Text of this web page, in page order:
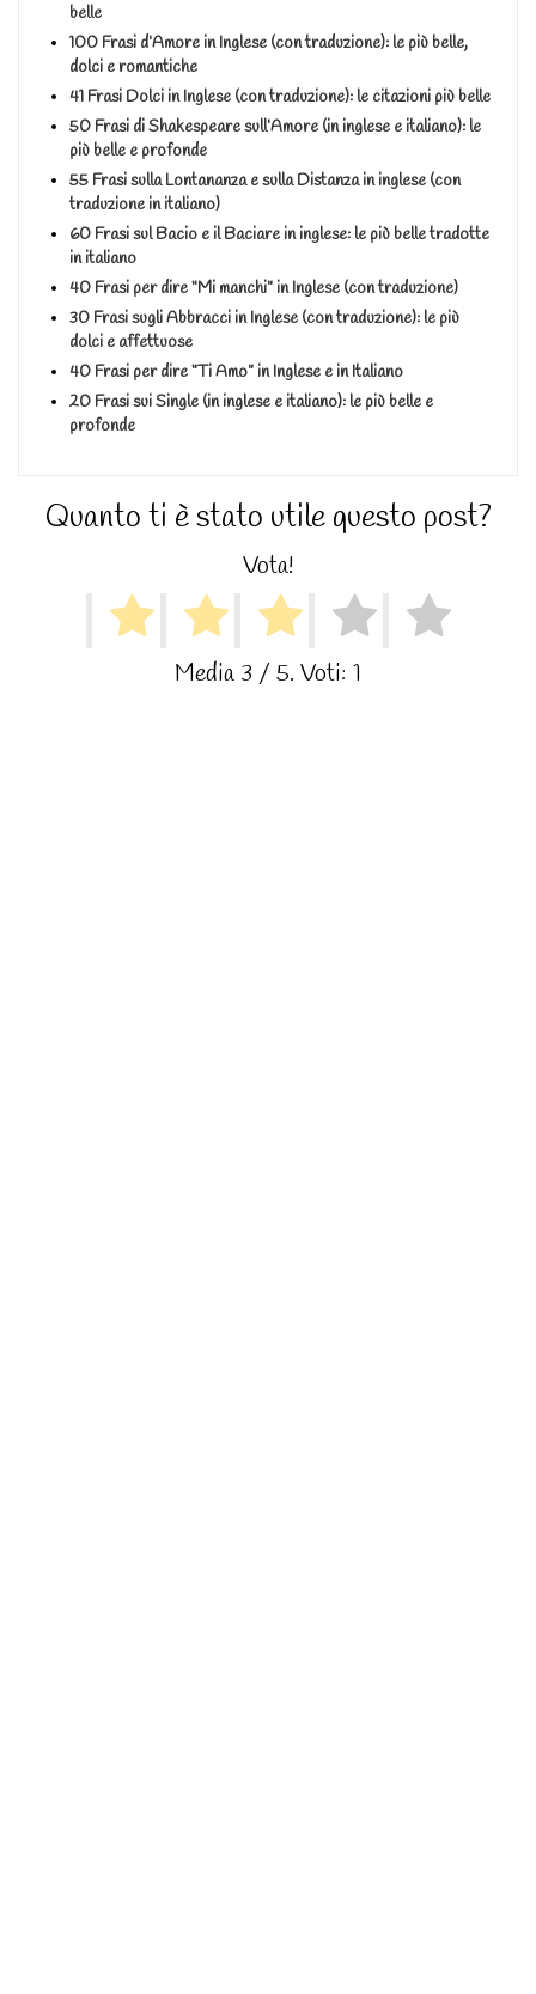
belle
100 Frasi d’Amore in Inglese (con traduzione): le più belle,
dolci e romantiche
41 Frasi Dolci in Inglese (con traduzione): le citazioni più belle
50 Frasi di Shakespeare sull’Amore (in inglese e italiano): le
più belle e profonde
55 Frasi sulla Lontananza e sulla Distanza in inglese (con
traduzione in italiano)
60 Frasi sul Bacio e il Baciare in inglese: le più belle tradotte
in italiano
40 Frasi per dire “Mi manchi” in Inglese (con traduzione)
30 Frasi sugli Abbracci in Inglese (con traduzione): le più
dolci e affettuose
40 Frasi per dire “Ti Amo” in Inglese e in Italiano
20 Frasi sui Single (in inglese e italiano): le più belle e
profonde
Quanto ti è stato utile questo post?
Vota!
Media 3 / 5. Voti: 1